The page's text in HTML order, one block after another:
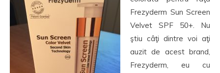
Frezyderm Sun Screen
Velvet SPF 50+. Nu
ştiu câţi dintre voi aţi
auzit de acest brand,
Frezyderm, eu cu